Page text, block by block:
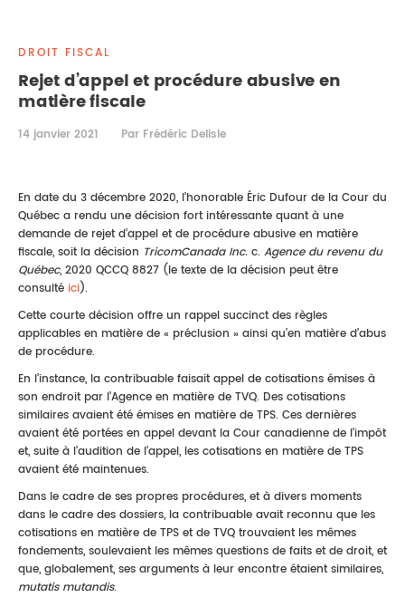
PROPRIÉTÉ INTELLECTUELLE
DROIT FISCAL
Rejet d’appel et procédure abusive en
matière fiscale
14 janvier 2021 Par Frédéric Delisle
En date du 3 décembre 2020, l’honorable Éric Dufour de la Cour du
Québec a rendu une décision fort intéressante quant à une
demande de rejet d’appel et de procédure abusive en matière
fiscale, soit la décision TricomCanada Inc. c. Agence du revenu du
Québec, 2020 QCCQ 8827 (le texte de la décision peut être
consulté ici).
Cette courte décision offre un rappel succinct des règles
applicables en matière de « préclusion » ainsi qu’en matière d’abus
de procédure.
En l’instance, la contribuable faisait appel de cotisations émises à
son endroit par l’Agence en matière de TVQ. Des cotisations
similaires avaient été émises en matière de TPS. Ces dernières
avaient été portées en appel devant la Cour canadienne de l’impôt
et, suite à l’audition de l’appel, les cotisations en matière de TPS
avaient été maintenues.
Dans le cadre de ses propres procédures, et à divers moments
dans le cadre des dossiers, la contribuable avait reconnu que les
cotisations en matière de TPS et de TVQ trouvaient les mêmes
fondements, soulevaient les mêmes questions de faits et de droit, et
que, globalement, ses arguments à leur encontre étaient similaires,
mutatis mutandis.